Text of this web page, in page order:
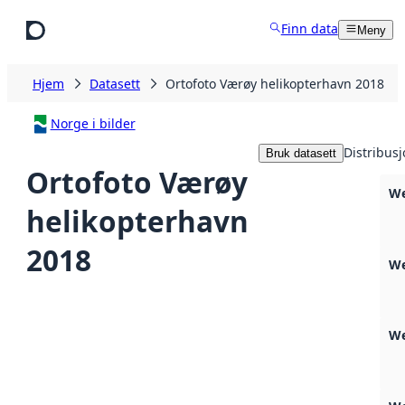
Finn data Meny
Hjem Datasett Ortofoto Værøy helikopterhavn 2018
Norge i bilder
Ortofoto Værøy
helikopterhavn
2018
Bruk datasett